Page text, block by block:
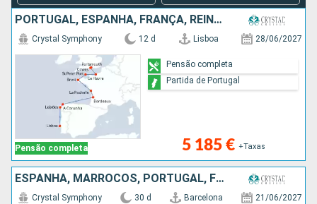
PORTUGAL, ESPANHA, FRANÇA, REINO UNIDO
Pensão completa
Crystal Symphony 12 d Lisboa 28/06/2027
5 185 € +Taxas
Pensão completa
Partida de Portugal
ESPANHA, MARROCOS, PORTUGAL, FRANÇA, REINO UNIDO, BÉLGICA, HOLANDA, NORUEGA, SUÉCIA, DINAMARCA
Crystal Symphony 30 d Barcelona 21/06/2027